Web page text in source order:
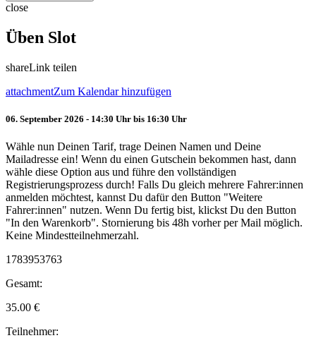
close
Üben Slot
shareLink teilen
attachmentZum Kalendar hinzufügen
06. September 2026 - 14:30 Uhr bis 16:30 Uhr
Wähle nun Deinen Tarif, trage Deinen Namen und Deine
Mailadresse ein! Wenn du einen Gutschein bekommen hast, dann
wähle diese Option aus und führe den vollständigen
Registrierungsprozess durch! Falls Du gleich mehrere Fahrer:innen
anmelden möchtest, kannst Du dafür den Button "Weitere
Fahrer:innen" nutzen. Wenn Du fertig bist, klickst Du den Button
"In den Warenkorb". Stornierung bis 48h vorher per Mail möglich.
Keine Mindestteilnehmerzahl.
1783953763
Gesamt:
35.00 €
Teilnehmer: